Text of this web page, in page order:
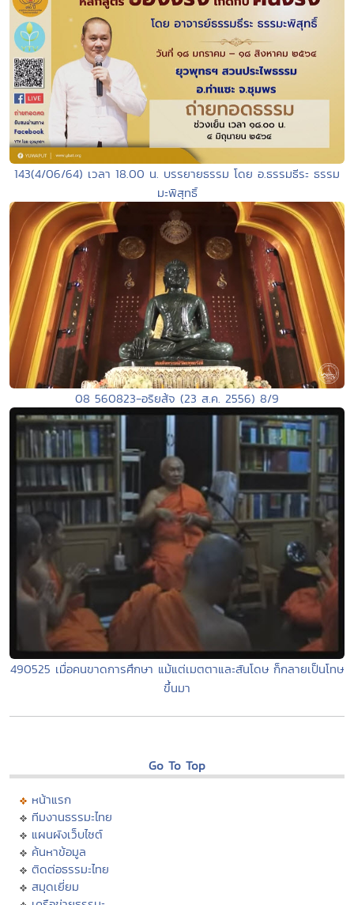
143(4/06/64) เวลา 18.00 น. บรรยายธรรม โดย อ.ธรรมธีระ ธรรม
มะพิสุทธิ์
08 560823-อริยส้จ (23 ส.ค. 2556) 8/9
490525 เมื่อคนขาดการศึกษา แม้แต่เมตตาและสันโดษ ก็กลายเป็นโทษ
ขึ้นมา
Go To Top
หน้าแรก
ทีมงานธรรมะไทย
แผนผังเว็บไซต์
ค้นหาข้อมูล
ติดต่อธรรมะไทย
สมุดเยี่ยม